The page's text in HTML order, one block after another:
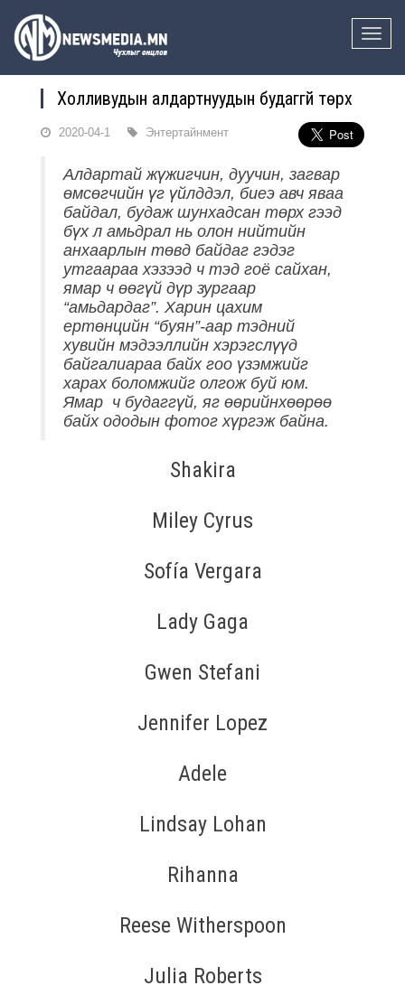
Toggle
Холливудын алдартнуудын будаггүй төрх
2020-04-1 Энтертайнмент
Алдартай жүжигчин, дуучин, загвар
өмсөгчийн үг үйлддэл, биеэ авч яваа
байдал, будаж шунхадсан төрх гээд
бүх л амьдрал нь олон нийтийн
анхаарлын төвд байдаг гэдэг
утгаараа хэзээд ч тэд гоё сайхан,
ямар ч өөгүй дүр зургаар
“амьдардаг”. Харин цахим
ертөнцийн “буян”-аар тэдний
хувийн мэдээллийн хэрэгслүүд
байгалиараа байх гоо үзэмжийг
харах боломжийг олгож буй юм.
Ямар ч будаггүй, яг өөрийнхөөрөө
байх ододын фотог хүргэж байна.
Shakira
Miley Cyrus
Sofía Vergara
Lady Gaga
Gwen Stefani
Jennifer Lopez
Adele
Lindsay Lohan
Rihanna
Reese Witherspoon
Julia Roberts